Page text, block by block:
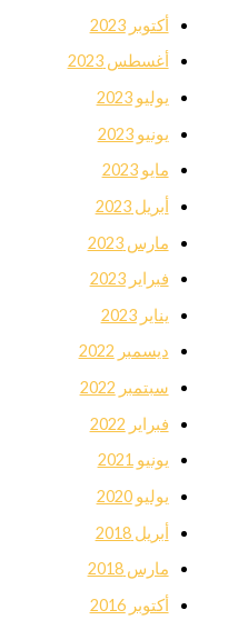
أكتوبر 2023
أغسطس 2023
يوليو 2023
يونيو 2023
مايو 2023
أبريل 2023
مارس 2023
فبراير 2023
يناير 2023
ديسمبر 2022
سبتمبر 2022
فبراير 2022
يونيو 2021
يوليو 2020
أبريل 2018
مارس 2018
أكتوبر 2016